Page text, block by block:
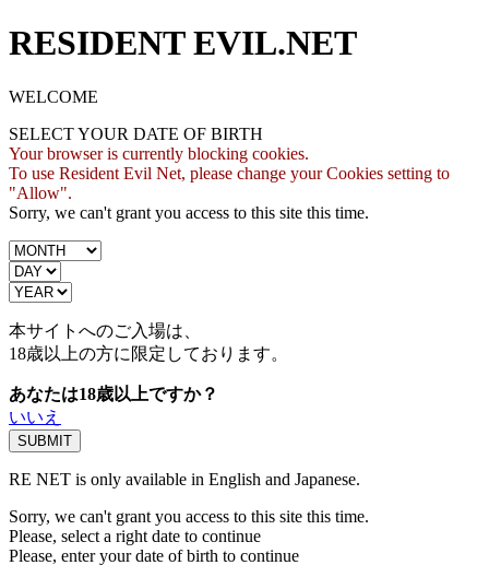
RESIDENT EVIL.NET
WELCOME
SELECT YOUR DATE OF BIRTH
Your browser is currently blocking cookies.
To use Resident Evil Net, please change your Cookies setting to
"Allow".
Sorry, we can't grant you access to this site this time.
本サイトへのご入場は、
18歳以上の方に限定しております。
あなたは18歳以上ですか？
いいえ
RE NET is only available in English and Japanese.
Sorry, we can't grant you access to this site this time.
Please, select a right date to continue
Please, enter your date of birth to continue